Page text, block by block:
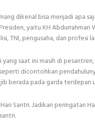
dikenal bisa menjadi apa
yaitu KH Abdurrahman
TNI, pengusaha, dan profesi
saat ini masih di
dicontohkan
berada pada garda terdepan
Santri. Jadikan peringatan